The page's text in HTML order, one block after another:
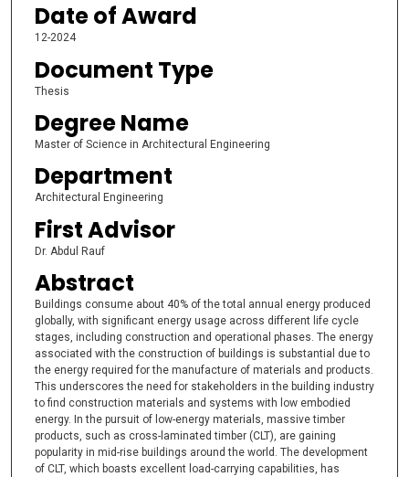
Date of Award
12-2024
Document Type
Thesis
Degree Name
Master of Science in Architectural Engineering
Department
Architectural Engineering
First Advisor
Dr. Abdul Rauf
Abstract
Buildings consume about 40% of the total annual energy produced
globally, with significant energy usage across different life cycle
stages, including construction and operational phases. The energy
associated with the construction of buildings is substantial due to
the energy required for the manufacture of materials and products.
This underscores the need for stakeholders in the building industry
to find construction materials and systems with low embodied
energy. In the pursuit of low-energy materials, massive timber
products, such as cross-laminated timber (CLT), are gaining
popularity in mid-rise buildings around the world. The development
of CLT, which boasts excellent load-carrying capabilities, has